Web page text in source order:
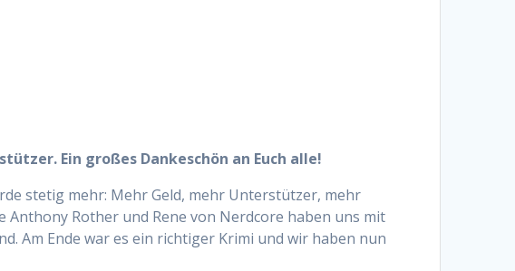
Ein großes Dankeschön an Euch alle!
stetig mehr: Mehr Geld, mehr Unterstützer, mehr
Anthony Rother und Rene von Nerdcore haben uns mit
Am Ende war es ein richtiger Krimi und wir haben nun